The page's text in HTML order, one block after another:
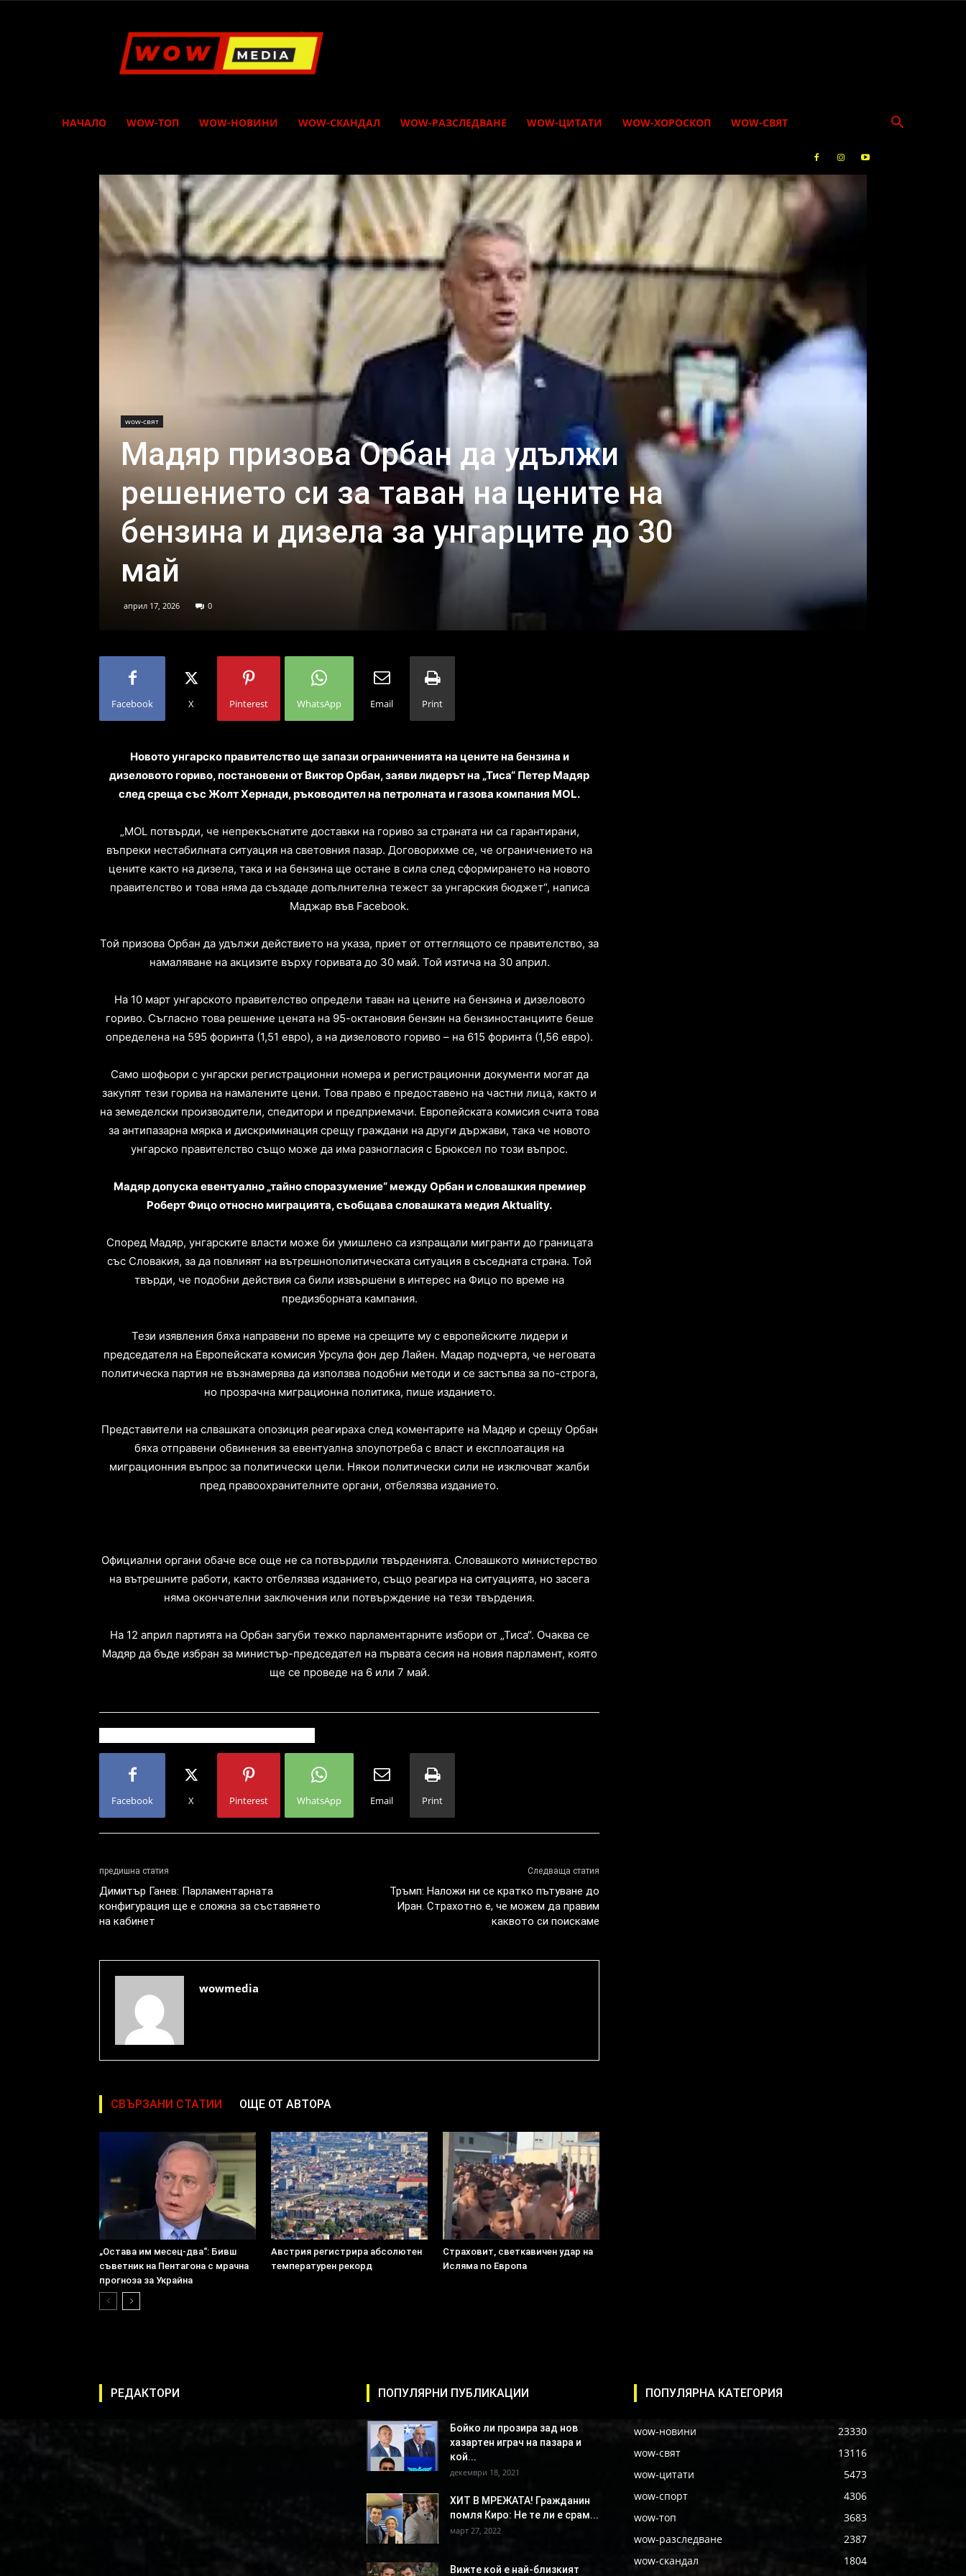
Media
НАЧАЛО WOW-ТОП WOW-НОВИНИ WOW-СКАНДАЛ WOW-РАЗСЛЕДВАНЕ WOW-ЦИТАТИ WOW-ХОРОСКОП WOW-СВЯТ
wow-свят
Мадяр призова Орбан да удължи
решението си за таван на цените на
бензина и дизела за унгарците до 30
май
април 17, 2026 0
Facebook X Pinterest WhatsApp Email Print
Новото унгарско правителство ще запази ограниченията на цените на бензина и
дизеловото гориво, постановени от Виктор Орбан, заяви лидерът на „Тиса“ Петер Мадяр
след среща със Жолт Хернади, ръководител на петролната и газова компания MOL.
„MOL потвърди, че непрекъснатите доставки на гориво за страната ни са гарантирани,
въпреки нестабилната ситуация на световния пазар. Договорихме се, че ограничението на
цените както на дизела, така и на бензина ще остане в сила след сформирането на новото
правителство и това няма да създаде допълнителна тежест за унгарския бюджет“, написа
Маджар във Facebook.
Той призова Орбан да удължи действието на указа, приет от оттеглящото се правителство, за
намаляване на акцизите върху горивата до 30 май. Той изтича на 30 април.
На 10 март унгарското правителство определи таван на цените на бензина и дизеловото
гориво. Съгласно това решение цената на 95-октановия бензин на бензиностанциите беше
определена на 595 форинта (1,51 евро), а на дизеловото гориво – на 615 форинта (1,56 евро).
Само шофьори с унгарски регистрационни номера и регистрационни документи могат да
закупят тези горива на намалените цени. Това право е предоставено на частни лица, както и
на земеделски производители, спедитори и предприемачи. Европейската комисия счита това
за антипазарна мярка и дискриминация срещу граждани на други държави, така че новото
унгарско правителство също може да има разногласия с Брюксел по този въпрос.
Мадяр допуска евентуално „тайно споразумение“ между Орбан и словашкия премиер
Роберт Фицо относно миграцията, съобщава словашката медия Aktuality.
Според Мадяр, унгарските власти може би умишлено са изпращали мигранти до границата
със Словакия, за да повлияят на вътрешнополитическата ситуация в съседната страна. Той
твърди, че подобни действия са били извършени в интерес на Фицо по време на
предизборната кампания.
Тези изявления бяха направени по време на срещите му с европейските лидери и
председателя на Европейската комисия Урсула фон дер Лайен. Мадар подчерта, че неговата
политическа партия не възнамерява да използва подобни методи и се застъпва за по-строга,
но прозрачна миграционна политика, пише изданието.
Представители на слвашката опозиция реагираха след коментарите на Мадяр и срещу Орбан
бяха отправени обвинения за евентуална злоупотреба с власт и експлоатация на
миграционния въпрос за политически цели. Някои политически сили не изключват жалби
пред правоохранителните органи, отбелязва изданието.
Официални органи обаче все още не са потвърдили твърденията. Словашкото министерство
на вътрешните работи, както отбелязва изданието, също реагира на ситуацията, но засега
няма окончателни заключения или потвърждение на тези твърдения.
На 12 април партията на Орбан загуби тежко парламентарните избори от „Тиса“. Очаква се
Мадяр да бъде избран за министър-председател на първата сесия на новия парламент, която
ще се проведе на 6 или 7 май.
Facebook X Pinterest WhatsApp Email Print
предишна статия
Димитър Ганев: Парламентарната
конфигурация ще е сложна за съставянето
на кабинет
Следваща статия
Тръмп: Наложи ни се кратко пътуване до
Иран. Страхотно е, че можем да правим
каквото си поискаме
wowmedia
СВЪРЗАНИ СТАТИИ ОЩЕ ОТ АВТОРА
„Остава им месец-два“: Бивш
съветник на Пентагона с мрачна
прогноза за Украйна
Австрия регистрира абсолютен
температурен рекорд
Страховит, светкавичен удар на
Исляма по Европа
РЕДАКТОРИ ПОПУЛЯРНИ ПУБЛИКАЦИИ
Бойко ли прозира зад нов
хазартен играч на пазара и
кой...
декември 18, 2021
ХИТ В МРЕЖАТА! Гражданин
помля Киро: Не те ли е срам...
март 27, 2022
Вижте кой е най-близкият
ПОПУЛЯРНА КАТЕГОРИЯ
wow-новини
23330
wow-свят
13116
wow-цитати
5473
wow-спорт
4306
wow-топ
3683
wow-разследване
2387
wow-скандал
1804